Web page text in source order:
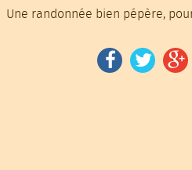
Une randonnée bien pépère,